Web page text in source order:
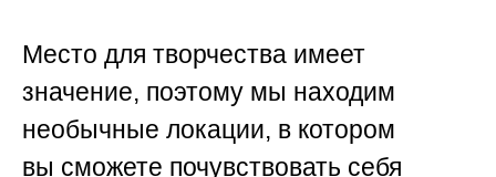
Место для творчества имеет
значение, поэтому мы находим
необычные локации, в котором
вы сможете почувствовать себя